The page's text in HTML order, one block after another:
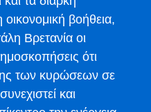
οικονομική βοήθεια,
Βρετανία οι
ότι
των κυρώσεων σε
και